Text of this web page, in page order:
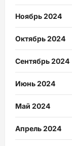
Ноябрь 2024
Октябрь 2024
Сентябрь 2024
Июнь 2024
Май 2024
Апрель 2024